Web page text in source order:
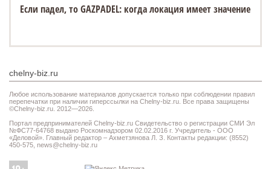
Если падел, то GAZPADEL: когда локация имеет значение
chelny-biz.ru
Любое использование материалов допускается только при соблюдении правил
перепечатки при наличии гиперссылки на Chelny-biz.ru. Все права защищены
©Chelny-biz.ru. 2012—2026.
Портал предпринимателей Chelny-biz.ru Свидетельство о регистрации СМИ Эл
№ФС77-64768 выдано Роскомнадзором 02.02.2016 г. Учредитель - ООО
«Деловой». Главный редактор – Ахметзянова Л. З. Контакты редакции: (8552)
450-575, news@chelny-biz.ru